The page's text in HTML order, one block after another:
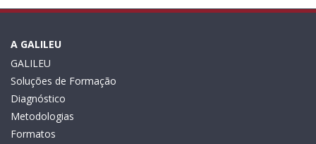
A GALILEU
GALILEU
Soluções de Formação
Diagnóstico
Metodologias
Formatos